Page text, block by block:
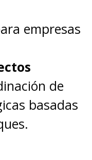
empresas
de
basadas